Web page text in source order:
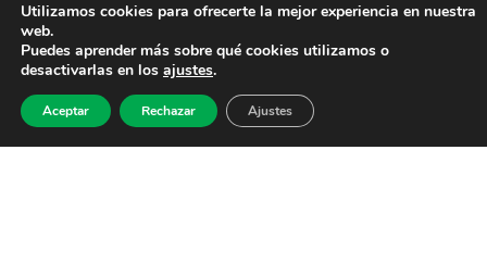
Utilizamos cookies para ofrecerte la mejor experiencia en nuestra
web.
Puedes aprender más sobre qué cookies utilizamos o
desactivarlas en los ajustes.
Aceptar Rechazar Ajustes